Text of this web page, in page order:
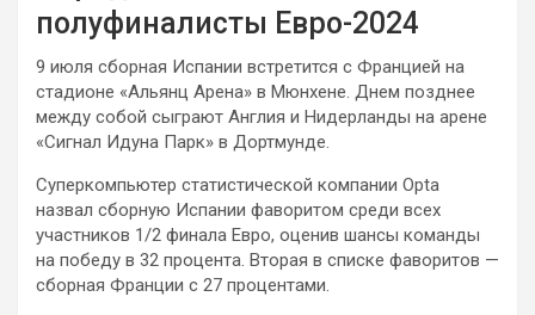
полуфиналисты Евро-2024
9 июля сборная Испании встретится с Францией на
стадионе «Альянц Арена» в Мюнхене. Днем позднее
между собой сыграют Англия и Нидерланды на арене
«Сигнал Идуна Парк» в Дортмунде.
Cуперкомпьютер статистической компании Opta
назвал сборную Испании фаворитом среди всех
участников 1/2 финала Евро, оценив шансы команды
на победу в 32 процента. Вторая в списке фаворитов —
сборная Франции с 27 процентами.